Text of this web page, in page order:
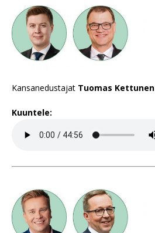
Kansanedustajat Tuomas Kettunen
Kuuntele: